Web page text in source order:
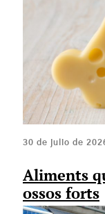
30 de julio de
Aliments
ossos forts